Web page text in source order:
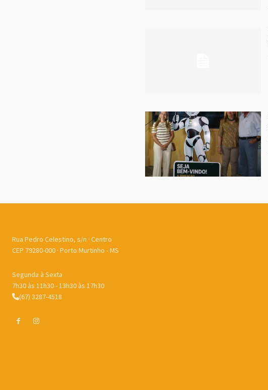
Rua Pedro Celestino, s/n · Centro
CEP 79280-000 · Porto Murtinho - MS
Segunda à Sexta
7h30 às 11h30 - 13h30 às 17h30
(67) 3287-4518